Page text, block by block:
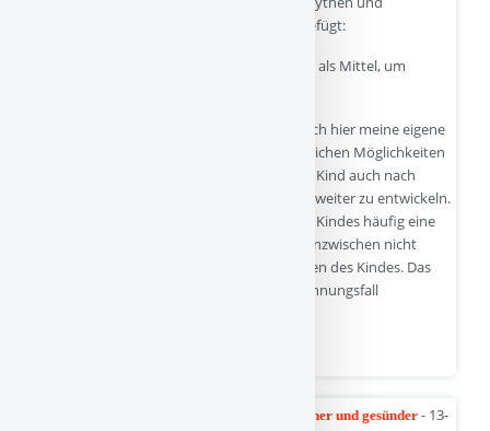
Fehlentwicklung seien heute diese hinzugefügt:
Fehlentwicklung 3: Entfremdungsvorwürfe als Mittel, um
Um Missverständnisse zu vermeiden, will ich hier meine eigene
Position vorwegstellen. Väter sollen die gleichen Möglichkeiten
haben wie die Mütter, ihre Beziehung zum Kind auch nach
einer Trennung zu leben, zu gestalten und weiter zu entwickeln.
Väter nehmen heute im Bindungsnetz des Kindes häufig eine
unglaublich wichtige Position ein, sie sind inzwischen nicht
selten auch die primären Bindungspersonen des Kindes. Das
Anliegen und Recht der Väter, auch im Trennungsfall
Smartphone-Nutzung macht Kinder glücklicher und gesünder - 13-